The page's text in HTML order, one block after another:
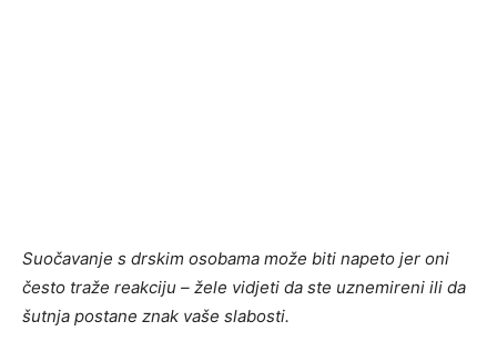
Suočavanje s drskim osobama može biti napeto jer oni
često traže reakciju – žele vidjeti da ste uznemireni ili da
šutnja postane znak vaše slabosti.